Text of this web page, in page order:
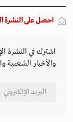
احصل على النشرة
اشترك في النشرة
والأخبار الشعبية